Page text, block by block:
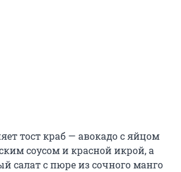
тост краб — авокадо с яйцом
соусом и красной икрой, а
салат с пюре из сочного манго